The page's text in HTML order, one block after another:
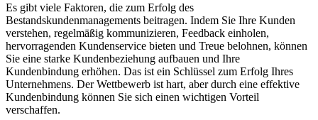
Es gibt viele Faktoren, die zum Erfolg des
Bestandskundenmanagements beitragen. Indem Sie Ihre Kunden
verstehen, regelmäßig kommunizieren, Feedback einholen,
hervorragenden Kundenservice bieten und Treue belohnen, können
Sie eine starke Kundenbeziehung aufbauen und Ihre
Kundenbindung erhöhen. Das ist ein Schlüssel zum Erfolg Ihres
Unternehmens. Der Wettbewerb ist hart, aber durch eine effektive
Kundenbindung können Sie sich einen wichtigen Vorteil
verschaffen.